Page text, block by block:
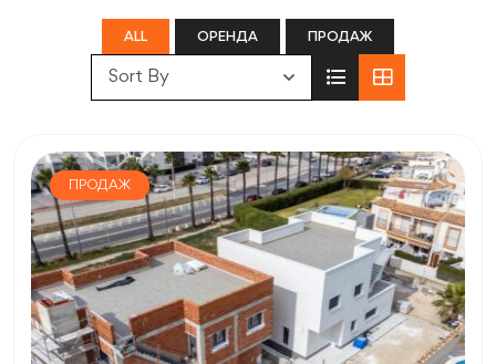
ALL ОРЕНДА ПРОДАЖ
Sort By
ПРОДАЖ